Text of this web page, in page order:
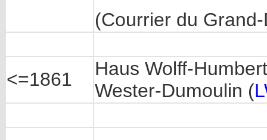
(Courrier du
<=1861
Haus Wolff-
Wester-Dumoulin (